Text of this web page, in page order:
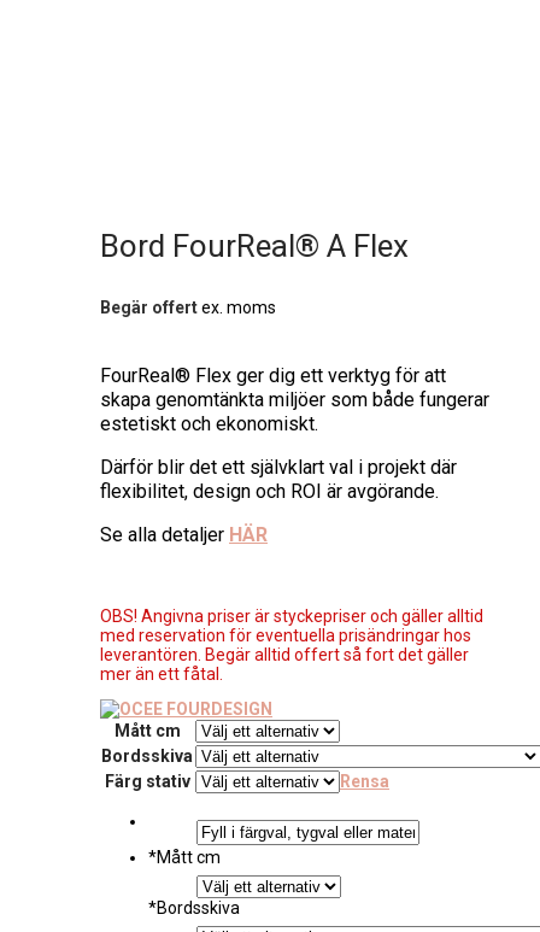
Bord FourReal® A Flex
Begär offertex. moms
FourReal® Flex ger dig ett verktyg för att
skapa genomtänkta miljöer som både fungerar
estetiskt och ekonomiskt.
Därför blir det ett självklart val i projekt där
flexibilitet, design och ROI är avgörande.
Se alla detaljer HÄR
OBS! Angivna priser är styckepriser och gäller alltid
med reservation för eventuella prisändringar hos
leverantören. Begär alltid offert så fort det gäller
mer än ett fåtal.
Mått cm
Bordsskiva
Färg stativ
Rensa
*Mått cm
*Bordsskiva